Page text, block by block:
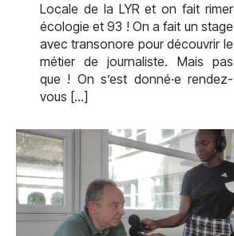
Locale de la LYR et on fait rimer
écologie et 93 ! On a fait un stage
avec transonore pour découvrir le
métier de journaliste. Mais pas
que ! On s’est donné·e rendez-
vous […]